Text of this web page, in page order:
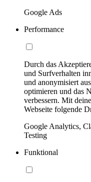
Google Ads
Performance
Durch das
und Surfverhalten
und anonymisiert
optimieren und das
verbessern. Mit
Webseite folgende
Google Analytics,
Testing
Funktional